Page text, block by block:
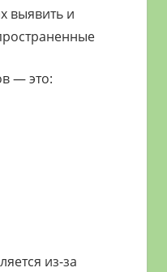
выявить и
— это:
из-за